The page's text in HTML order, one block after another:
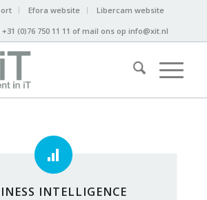
Efora website
Libercam website
+31 (0)76 750 11 11 of mail ons op info@xit.nl
INTELLIGENCE